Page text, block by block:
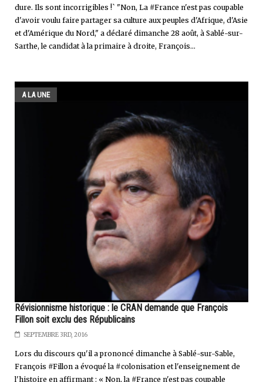
dure. Ils sont incorrigibles !` "Non, La #France n'est pas coupable
d'avoir voulu faire partager sa culture aux peuples d'Afrique, d'Asie
et d'Amérique du Nord," a déclaré dimanche 28 août, à Sablé-sur-
Sarthe, le candidat à la primaire à droite, François...
A LA UNE
Révisionnisme historique : le CRAN demande que François
Fillon soit exclu des Républicains
SEPTEMBRE 3RD, 2016
Lors du discours qu'il a prononcé dimanche à Sablé-sur-Sable,
François #Fillon a évoqué la #colonisation et l'enseignement de
l'histoire en affirmant : « Non, la #France n'est pas coupable